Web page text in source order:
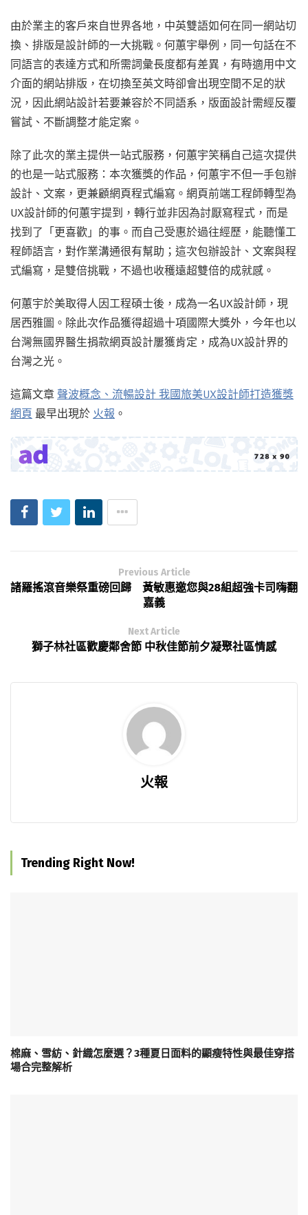
由於業主的客戶來自世界各地，中英雙語如何在同一網站切
換、排版是設計師的一大挑戰。何蕙宇舉例，同一句話在不
同語言的表達方式和所需詞彙長度都有差異，有時適用中文
介面的網站排版，在切換至英文時卻會出現空間不足的狀
況，因此網站設計若要兼容於不同語系，版面設計需經反覆
嘗試、不斷調整才能定案。
除了此次的業主提供一站式服務，何蕙宇笑稱自己這次提供
的也是一站式服務：本次獲獎的作品，何蕙宇不但一手包辦
設計、文案，更兼顧網頁程式編寫。網頁前端工程師轉型為
UX設計師的何蕙宇提到，轉行並非因為討厭寫程式，而是
找到了「更喜歡」的事。而自己受惠於過往經歷，能聽懂工
程師語言，對作業溝通很有幫助；這次包辦設計、文案與程
式編寫，是雙倍挑戰，不過也收穫遠超雙倍的成就感。
何蕙宇於美取得人因工程碩士後，成為一名UX設計師，現
居西雅圖。除此次作品獲得超過十項國際大獎外，今年也以
台灣無國界醫生捐款網頁設計屢獲肯定，成為UX設計界的
台灣之光。
這篇文章 聲波概念、流暢設計 我國旅美UX設計師打造獲獎
網頁 最早出現於 火報 。
Previous Article
諸羅搖滾音樂祭重磅回歸 黃敏惠邀您與28組超強卡司嗨翻
嘉義
Next Article
獅子林社區歡慶鄰舍節 中秋佳節前夕凝聚社區情感
火報
Trending Right Now!
棉麻、雪紡、針織怎麼選？3種夏日面料的顯瘦特性與最佳穿搭
場合完整解析